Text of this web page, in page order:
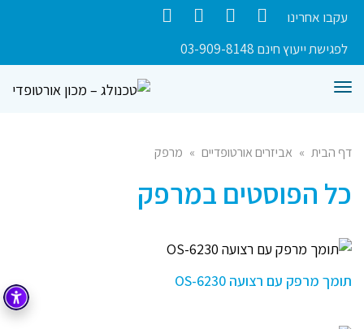
עקבו אחרינו
לפגישת ייעוץ חינם 03-909-8148
תפריט
דף הבית » אביזרים אורטופדיים » מרפק
כל הפוסטים במרפק
תומך מרפק עם רצועה OS-6230